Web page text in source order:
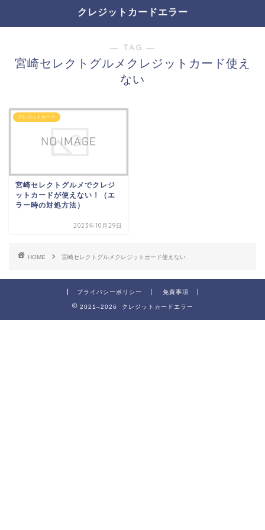
クレジットカードエラー
― TAG ―
宮崎セレクトグルメクレジットカード使え
ない
クレジットカード
宮崎セレクトグルメでクレジ
ットカードが使えない！（エ
ラー時の対処方法）
2023年10月29日
HOME 宮崎セレクトグルメクレジットカード使えない
プライバシーポリシー 免責事項
2021–2026 クレジットカードエラー